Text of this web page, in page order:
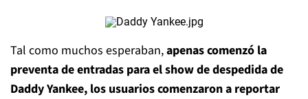
Tal como muchos esperaban,apenas comenzó la
preventa de entradas para el show dedespedida de
Daddy Yankee, los usuarios comenzaron a reportar